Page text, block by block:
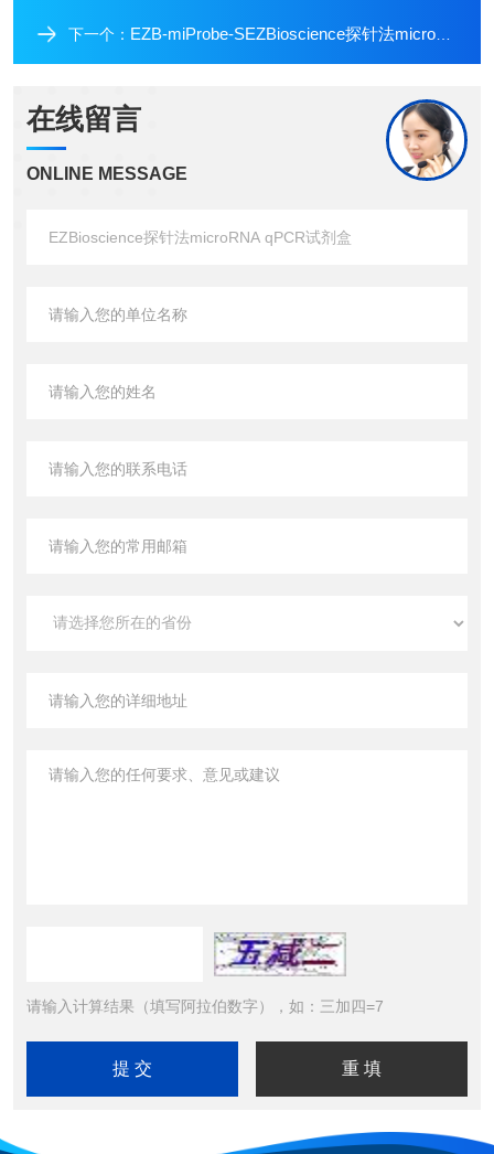
下一个： EZB-miProbe-SEZBioscience探针法microRNA试剂盒
在线留言
ONLINE MESSAGE
请输入计算结果（填写阿拉伯数字），如：三加四=7